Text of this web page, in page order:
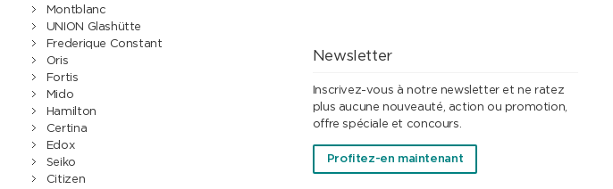
Montblanc
UNION Glashütte
Frederique Constant
Oris
Fortis
Mido
Hamilton
Certina
Edox
Seiko
Citizen
Newsletter
Inscrivez-vous à notre newsletter et ne ratez
plus aucune nouveauté, action ou promotion,
offre spéciale et concours.
Profitez-en maintenant